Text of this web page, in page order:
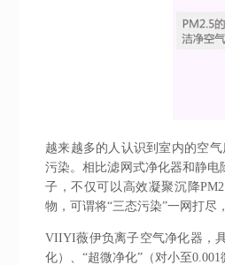
越来越多的人认识到室内的空
污染。相比滤网式净化器和静
子，不仅可以高效凝聚沉降
物，可谓将“三态污染”一网打尽
VIIYI薇伊负离子空气净化器，
化）、“超微净化”（对小至